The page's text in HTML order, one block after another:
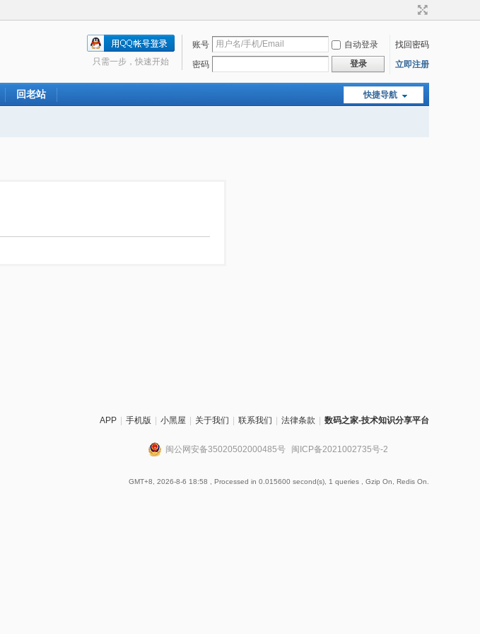
账号 自动登录
找回密码
密码
登录 立即注册
只需一步，快速开始
快捷导航
回老站
APP 手机版 小黑屋 关于我们 联系我们 法律条款 数码之家-技术知识分享平台
闽公网安备35020502000485号 闽ICP备2021002735号-2
GMT+8, 2026-8-6 18:58 , Processed in 0.015600 second(s), 1 queries , Gzip On, Redis On.